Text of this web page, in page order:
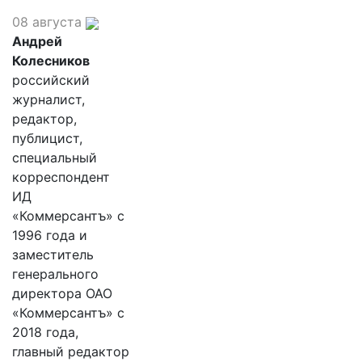
08 августа
Андрей
Колесников
российский
журналист,
редактор,
публицист,
специальный
корреспондент
ИД
«Коммерсантъ» с
1996 года и
заместитель
генерального
директора ОАО
«Коммерсантъ» с
2018 года,
главный редактор